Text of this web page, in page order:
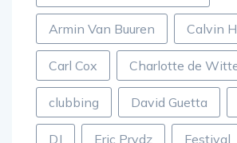
Amsterdam Dance Event
Armin Van Buuren Calvin
Carl Cox Charlotte de
clubbing David Guetta